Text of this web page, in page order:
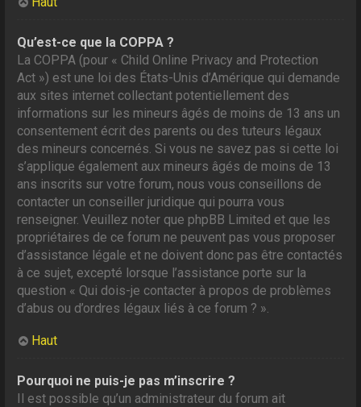
Qu’est-ce que la COPPA ?
La COPPA (pour « Child Online Privacy and Protection
Act ») est une loi des États-Unis d’Amérique qui demande
aux sites internet collectant potentiellement des
informations sur les mineurs âgés de moins de 13 ans un
consentement écrit des parents ou des tuteurs légaux
des mineurs concernés. Si vous ne savez pas si cette loi
s’applique également aux mineurs âgés de moins de 13
ans inscrits sur votre forum, nous vous conseillons de
contacter un conseiller juridique qui pourra vous
renseigner. Veuillez noter que phpBB Limited et que les
propriétaires de ce forum ne peuvent pas vous proposer
d’assistance légale et ne doivent donc pas être contactés
à ce sujet, excepté lorsque l’assistance porte sur la
question « Qui dois-je contacter à propos de problèmes
d’abus ou d’ordres légaux liés à ce forum ? ».
Haut
Pourquoi ne puis-je pas m’inscrire ?
Il est possible qu’un administrateur du forum ait